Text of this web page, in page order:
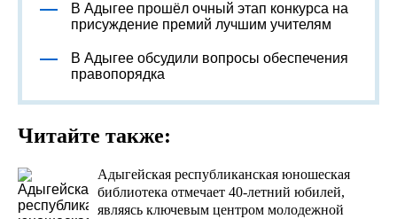
В Адыгее прошёл очный этап конкурса на
присуждение премий лучшим учителям
В Адыгее обсудили вопросы обеспечения
правопорядка
Читайте также:
Адыгейская республиканская юношеская
библиотека отмечает 40-летний юбилей,
являясь ключевым центром молодежной